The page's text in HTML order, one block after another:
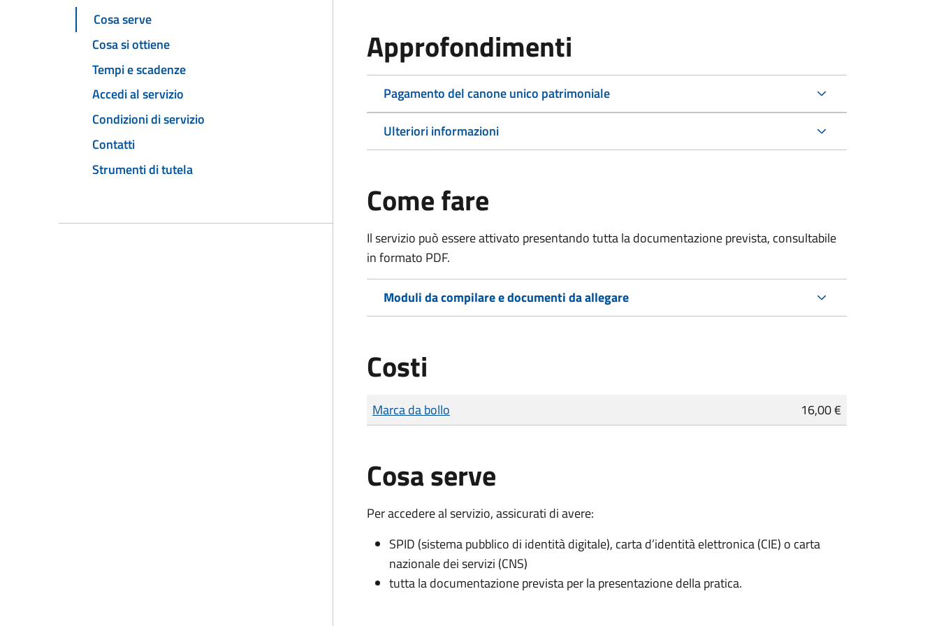
Cosa serve
Cosa si ottiene
Tempi e scadenze
Accedi al servizio
Condizioni di servizio
Contatti
Strumenti di tutela
Approfondimenti
Pagamento del canone unico patrimoniale
Ulteriori informazioni
Come fare
Il servizio può essere attivato presentando tutta la documentazione prevista, consultabile
in formato PDF.
Moduli da compilare e documenti da allegare
Costi
Tipo di pagamento
Importo
Marca da bollo 16,00 €
Cosa serve
Per accedere al servizio, assicurati di avere:
SPID (sistema pubblico di identità digitale), carta d’identità elettronica (CIE) o carta
nazionale dei servizi (CNS)
tutta la documentazione prevista per la presentazione della pratica.